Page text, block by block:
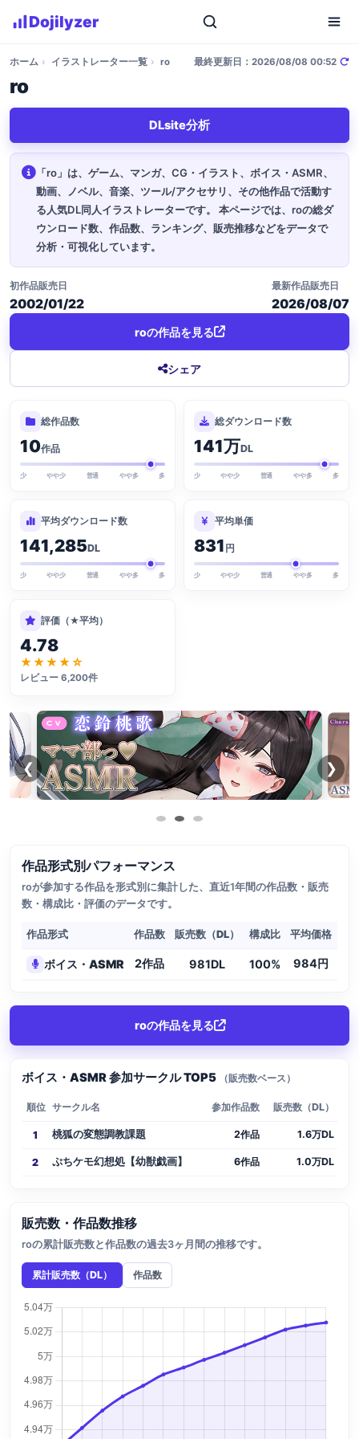
Dojilyzer
ホーム › イラストレーター一覧 › ro 最終更新日：2026/08/08 00:52
ro
DLsite分析
「ro」は、ゲーム、マンガ、CG・イラスト、ボイス・ASMR、
動画、ノベル、音楽、ツール/アクセサリ、その他作品で活動す
る人気DL同人イラストレーターです。
本ページでは、roの総ダ
ウンロード数、作品数、ランキング、販売推移などをデータで
分析・可視化しています。
初作品販売日
2002/01/22
最新作品販売日
2026/08/07
シェア
roの作品を見る
総作品数
10作品
少 やや少 普通 やや多 多
総ダウンロード数
141万DL
少 やや少 普通 やや多 多
平均ダウンロード数
141,285DL
少 やや少 普通 やや多 多
平均単価
831 円
少 やや少 普通 やや多 多
評価（★平均）
4.78
★★★★☆
レビュー 6,200件
❮ ❯
作品形式別パフォーマンス
roが参加する作品を形式別に集計した、直近1年間の作品数・販売
数・構成比・評価のデータです。
作品形式 作品数 販売数（DL） 構成比 平均価格
ボイス・ASMR 2作品 981DL 100% 984円
roの作品を見る
ボイス・ASMR 参加サークル TOP5 （販売数ベース）
順位 サークル名 参加作品数 販売数（DL）
1 桃狐の変態調教課題 2作品 1.6万DL
2 ぷちケモ幻想処【幼獣戯画】 6作品 1.0万DL
販売数・作品数推移
roの累計販売数と作品数の過去3ヶ月間の推移です。
累計販売数（DL） 作品数